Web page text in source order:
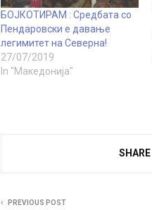
БОЈКОТИРАМ : Средбата со
Пендаровски е давање
легимитет на Северна!
27/07/2019
In "Македонија"
SHARE
PREVIOUS POST